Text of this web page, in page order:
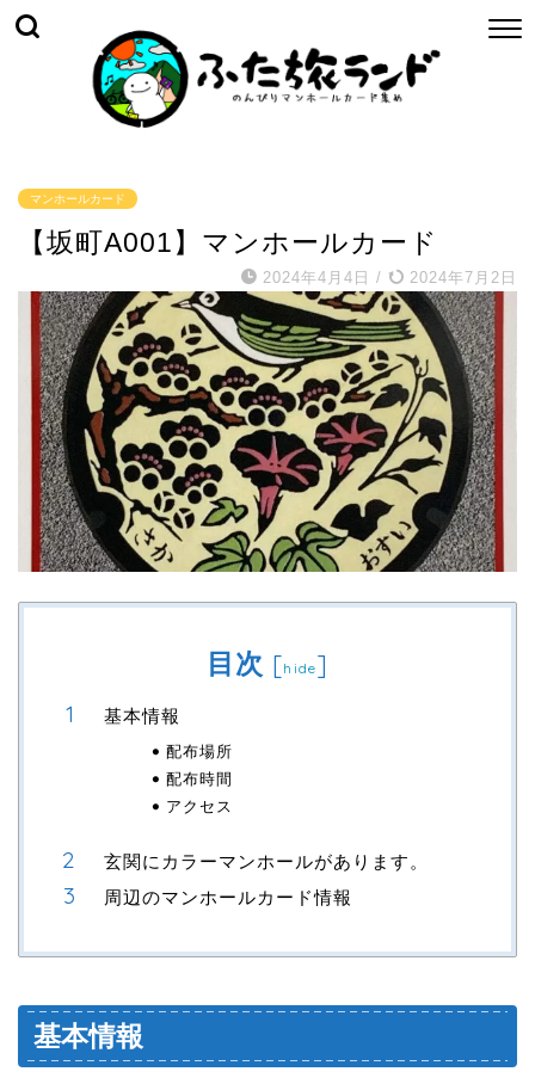
マンホールカード
【坂町A001】マンホールカード
2024年4月4日 / 2024年7月2日
目次 [hide]
基本情報
配布場所
配布時間
アクセス
玄関にカラーマンホールがあります。
周辺のマンホールカード情報
基本情報